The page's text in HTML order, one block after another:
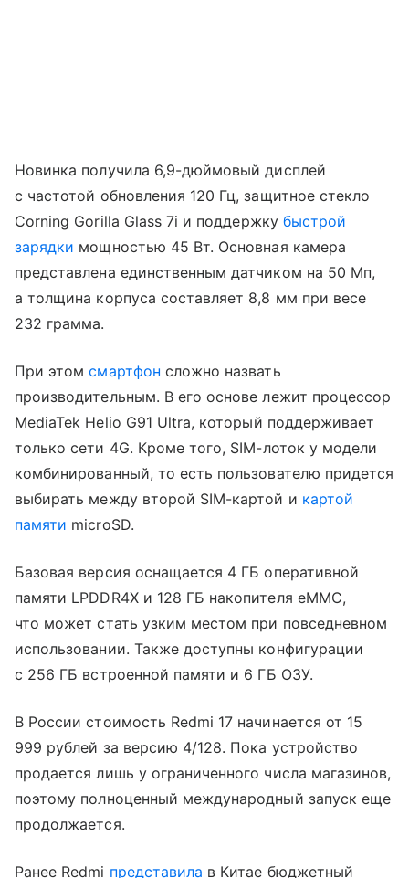
Новинка получила 6,9-дюймовый дисплей
с частотой обновления 120 Гц, защитное стекло
Corning Gorilla Glass 7i и поддержку быстрой
зарядки мощностью 45 Вт. Основная камера
представлена единственным датчиком на 50 Мп,
а толщина корпуса составляет 8,8 мм при весе
232 грамма.
При этомсмартфон сложно назвать
производительным. В его основе лежит процессор
MediaTek Helio G91 Ultra, который поддерживает
только сети 4G. Кроме того, SIM-лоток у модели
комбинированный, то есть пользователю придется
выбирать между второй SIM-картой и картой
памяти microSD.
Базовая версия оснащается 4 ГБ оперативной
памяти LPDDR4X и 128 ГБ накопителя eMMC,
что может стать узким местом при повседневном
использовании. Также доступны конфигурации
с 256 ГБ встроенной памяти и 6 ГБ ОЗУ.
В России стоимость Redmi 17 начинается от 15
999 рублей за версию 4/128. Пока устройство
продается лишь у ограниченного числа магазинов,
поэтому полноценный международный запуск еще
продолжается.
Ранее Redmi представила в Китае бюджетный